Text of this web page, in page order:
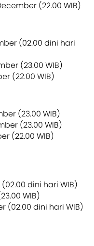
(22.00 WIB)
(02.00 dini hari
(23.00 WIB)
(22.00 WIB)
(23.00 WIB)
(23.00 WIB)
(22.00 WIB)
dini hari WIB)
WIB)
(02.00 dini hari WIB)